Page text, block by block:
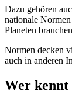
Dazu gehören
nationale
Planeten
Normen decken
auch in anderen
Wer kennt